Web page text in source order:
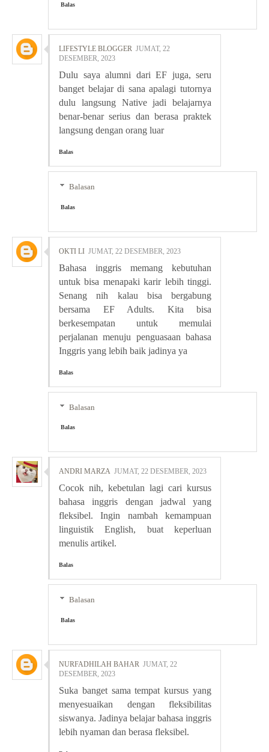
Balas
LIFESTYLE BLOGGER JUMAT, 22
DESEMBER, 2023
Dulu saya alumni dari EF juga, seru
banget belajar di sana apalagi tutornya
dulu langsung Native jadi belajarnya
benar-benar serius dan berasa praktek
langsung dengan orang luar
Balas
Balasan
Balas
OKTI LI JUMAT, 22 DESEMBER, 2023
Bahasa inggris memang kebutuhan
untuk bisa menapaki karir lebih tinggi.
Senang nih kalau bisa bergabung
bersama EF Adults. Kita bisa
berkesempatan untuk memulai
perjalanan menuju penguasaan bahasa
Inggris yang lebih baik jadinya ya
Balas
Balasan
Balas
ANDRI MARZA JUMAT, 22 DESEMBER, 2023
Cocok nih, kebetulan lagi cari kursus
bahasa inggris dengan jadwal yang
fleksibel. Ingin nambah kemampuan
linguistik English, buat keperluan
menulis artikel.
Balas
Balasan
Balas
NURFADHILAH BAHAR JUMAT, 22
DESEMBER, 2023
Suka banget sama tempat kursus yang
menyesuaikan dengan fleksibilitas
siswanya. Jadinya belajar bahasa inggris
lebih nyaman dan berasa fleksibel.